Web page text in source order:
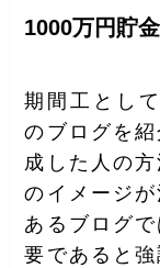
1000万円貯
期間工とし
のブログを
成した人の
のイメージ
あるブログ
要であると